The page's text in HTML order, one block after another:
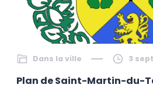
Dans la ville 3
Plan de Saint-Martin-du-